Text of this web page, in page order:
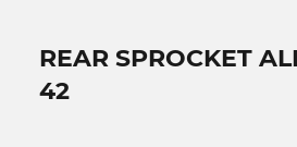
REAR SPROCKET
42